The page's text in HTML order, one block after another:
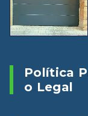
Política
O Legal